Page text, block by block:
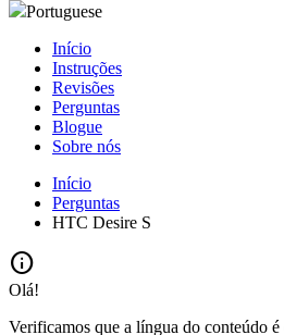
Portuguese
Início
Instruções
Revisões
Perguntas
Blogue
Sobre nós
Início
Perguntas
HTC Desire S
info
Olá!
Verificamos que a língua do conteúdo